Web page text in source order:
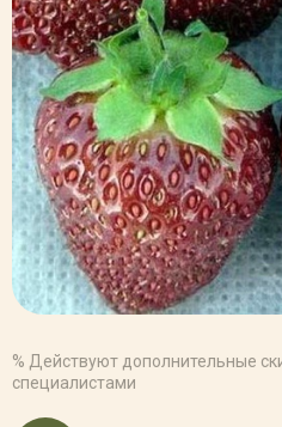
% Действуют дополнительные
специалистами